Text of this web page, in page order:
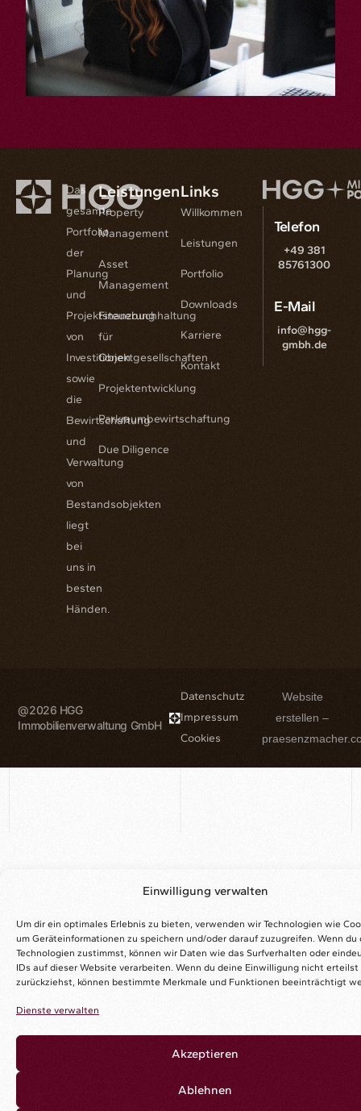
Einwilligung verwalten
Um dir ein optimales Erlebnis zu bieten, verwenden wir Technologien wie
um Geräteinformationen zu speichern und/oder darauf zuzugreifen. Wenn du
Technologien zustimmst, können wir Daten wie das Surfverhalten oder
IDs auf dieser Website verarbeiten. Wenn du deine Einwilligung nicht erteilst
zurückziehst, können bestimmte Merkmale und Funktionen beeinträchtigt
Dienste verwalten
Akzeptieren
Ablehnen
Das
gesamte
Portfolio
der
Planung
und
Projektsteuerung
von
Investitionen
sowie
die
Bewirtschaftung
und
Verwaltung
von
Bestandsobjekten
liegt
bei
uns in
besten
Händen.
Leistungen
Property
Management
Asset
Management
Finanzbuchhaltung
für
Objektgesellschaften
Projektentwicklung
Parkraumbewirtschaftung
Due Diligence
Links
Willkommen
Leistungen
Portfolio
Downloads
Karriere
Kontakt
Telefon
+49 381
85761300
E-Mail
info@hgg-
gmbh.de
@2026 HGG
Immobilienverwaltung GmbH
Website
erstellen –
Datenschutz
Impressum
Cookies